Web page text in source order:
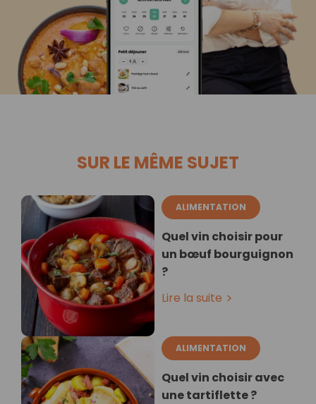
SUR LE MÊME SUJET
ALIMENTATION
Quel vin choisir pour
un bœuf bourguignon
?
Lire la suite
ALIMENTATION
Quel vin choisir avec
une tartiflette ?